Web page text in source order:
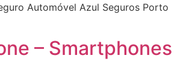
Automóvel Azul Seguros Porto
– Smartphones